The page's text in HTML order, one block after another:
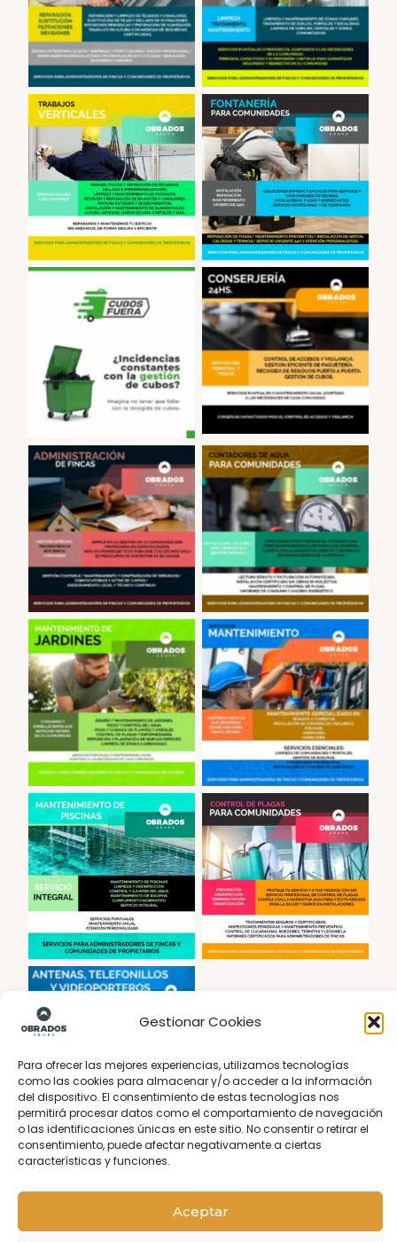
Gestionar Cookies
Para ofrecer las mejores experiencias, utilizamos tecnologías
como las cookies para almacenar y/o acceder a la información
del dispositivo. El consentimiento de estas tecnologías nos
permitirá procesar datos como el comportamiento de navegación
o las identificaciones únicas en este sitio. No consentir o retirar el
consentimiento, puede afectar negativamente a ciertas
características y funciones.
Aceptar
en Madrid
Comunidades
Trabajos Verticales
Fontanero,
comunidades de
vecinos
Sacar Cubos Conserjería
PIDE PRESUPUESTO
Conserjería Madrid
¿En qué podemos ayudarte?